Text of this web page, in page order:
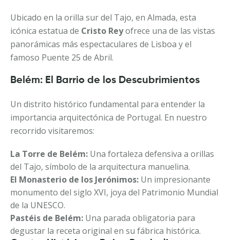
Ubicado en la orilla sur del Tajo, en Almada, esta
icónica estatua de Cristo Reyofrece una de las vistas
panorámicas más espectaculares de Lisboa y el
famoso Puente 25 de Abril.
Belém: El Barrio de los Descubrimientos
Un distrito histórico fundamental para entender la
importancia arquitectónica de Portugal. En nuestro
recorrido visitaremos:
La Torre de Belém: Una fortaleza defensiva a orillas
del Tajo, símbolo de la arquitectura manuelina.
El Monasterio de los Jerónimos: Un impresionante
monumento del siglo XVI, joya del Patrimonio Mundial
de la UNESCO.
Pastéis de Belém: Una parada obligatoria para
degustar la receta original en su fábrica histórica.